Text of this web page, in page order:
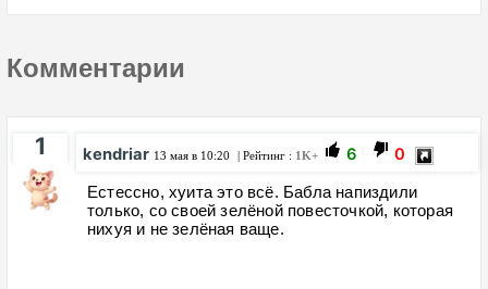
Комментарии
1 kendriar 13 мая в 10:20 | Рейтинг : 1K+ 6 0
Естессно, хуита это всё. Бабла напиздили
только, со своей зелёной повесточкой, которая
нихуя и не зелёная ваще.